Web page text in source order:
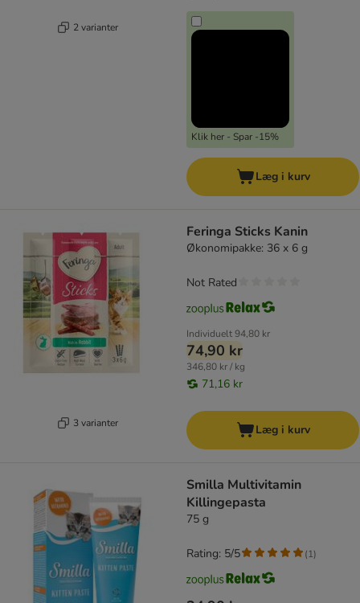
2 varianter
Klik her - Spar -15%
Læg i kurv
3 varianter
Feringa Sticks Kanin
Økonomipakke: 36 x 6 g
Individuelt94,80 kr
74,90 kr
346,80 kr / kg
71,16 kr
Not Rated
Læg i kurv
Smilla Multivitamin
Killingepasta
75 g
Rating: 5/5 (1)